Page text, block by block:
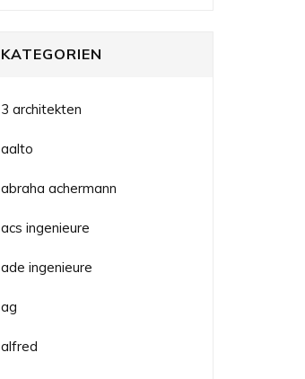
KATEGORIEN
3 architekten
aalto
abraha achermann
acs ingenieure
ade ingenieure
ag
alfred